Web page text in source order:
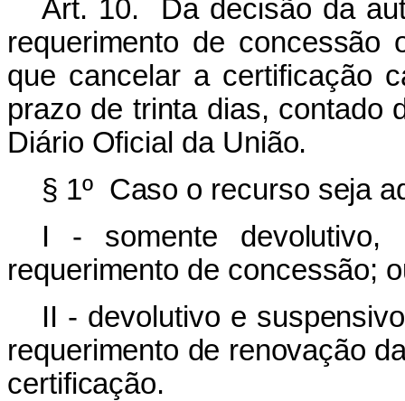
Art. 10. Da decisão da
requerimento de concessão
que cancelar a certificação
prazo de trinta dias, contado
Diário Oficial da União.
§ 1º Caso o recurso seja
I - somente devolutivo,
requerimento de concessão;
II - devolutivo e
requerimento de renovação
certificação.